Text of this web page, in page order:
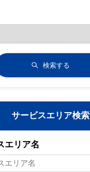
検索する
サービスエリア検索
エリア名